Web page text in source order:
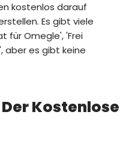
kostenlos darauf
Es gibt viele
für Omegle', 'Frei
aber es gibt keine
Kostenlose